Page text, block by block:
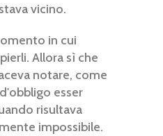
vicino.
in cui
Allora sì che
notare, come
esser
risultava
impossibile.